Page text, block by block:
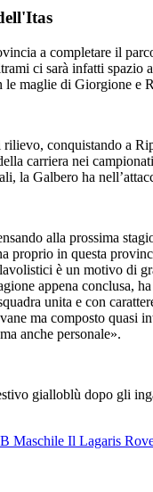
a completare il
ci sarà infatti spazio
maglie di Giorgione e
conquistando a
carriera nei
la Galbero ha
alla prossima
proprio in questa
è un motivo di
appena conclusa,
unita e con
ma composto
anche personale».
gialloblù dopo gli
B Maschile Il Lagaris